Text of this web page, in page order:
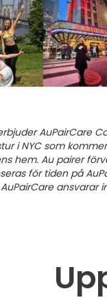
AuPairCare
i NYC som
hem. Au pairer
för tiden på
AuPairCare